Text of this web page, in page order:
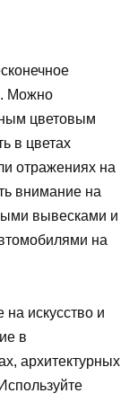
Можно
цветовым
в цветах
отражениях на
внимание на
вывесками и
на
на искусство и
в
архитектурных